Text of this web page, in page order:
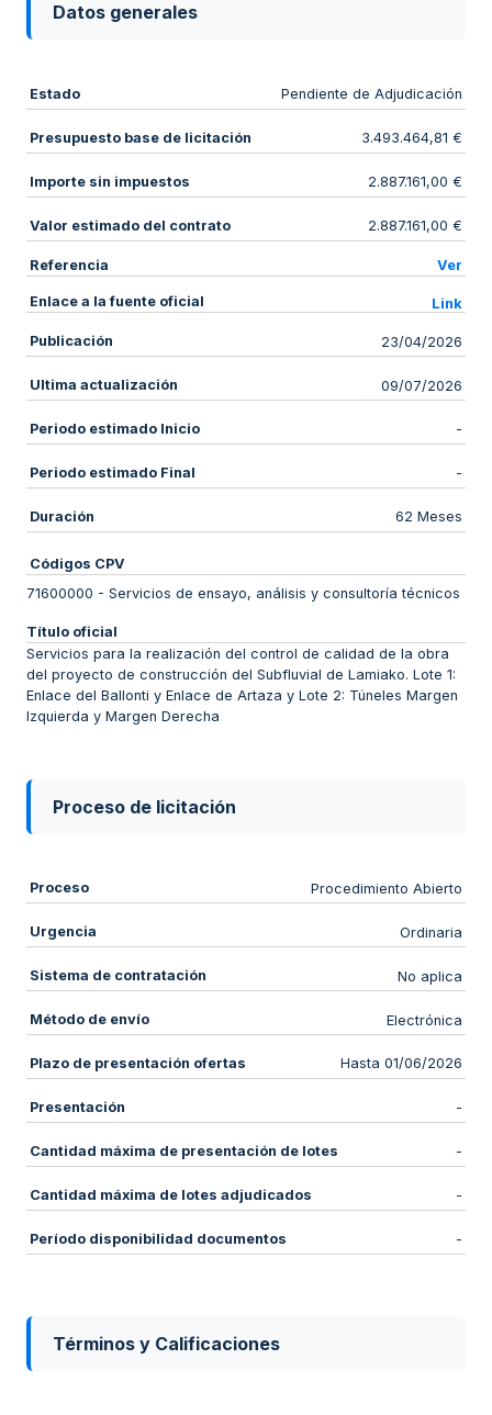
Datos generales
Estado Pendiente de Adjudicación
Presupuesto base de licitación 3.493.464,81 €
Importe sin impuestos 2.887.161,00 €
Valor estimado del contrato 2.887.161,00 €
Referencia Ver
Enlace a la fuente oficial Link
Publicación 23/04/2026
Ultima actualización 09/07/2026
Periodo estimado Inicio -
Periodo estimado Final -
Duración 62 Meses
Códigos CPV
71600000 - Servicios de ensayo, análisis y consultoría técnicos
Título oficial
Servicios para la realización del control de calidad de la obra
del proyecto de construcción del Subfluvial de Lamiako. Lote 1:
Enlace del Ballonti y Enlace de Artaza y Lote 2: Túneles Margen
Izquierda y Margen Derecha
Proceso de licitación
Proceso Procedimiento Abierto
Urgencia Ordinaria
Sistema de contratación No aplica
Método de envío Electrónica
Plazo de presentación ofertas Hasta 01/06/2026
Presentación -
Cantidad máxima de presentación de lotes -
Cantidad máxima de lotes adjudicados -
Período disponibilidad documentos -
Términos y Calificaciones